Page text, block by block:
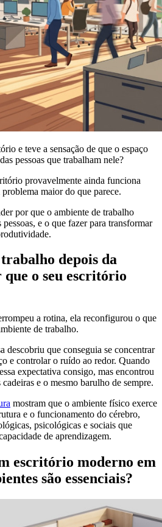
e teve a sensação de que o espaço
pessoas que trabalham nele?
provavelmente ainda funciona
maior do que parece.
por que o ambiente de trabalho
e o que fazer para transformar
depois da
o seu escritório
a rotina, ela reconfigurou o que
de trabalho.
descobriu que conseguia se concentrar
e controlar o ruído ao redor. Quando
expectativa consigo, mas encontrou
e o mesmo barulho de sempre.
mostram que o ambiente físico exerce
e o funcionamento do cérebro,
psicológicas e sociais que
de aprendizagem.
escritório moderno em
são essenciais?